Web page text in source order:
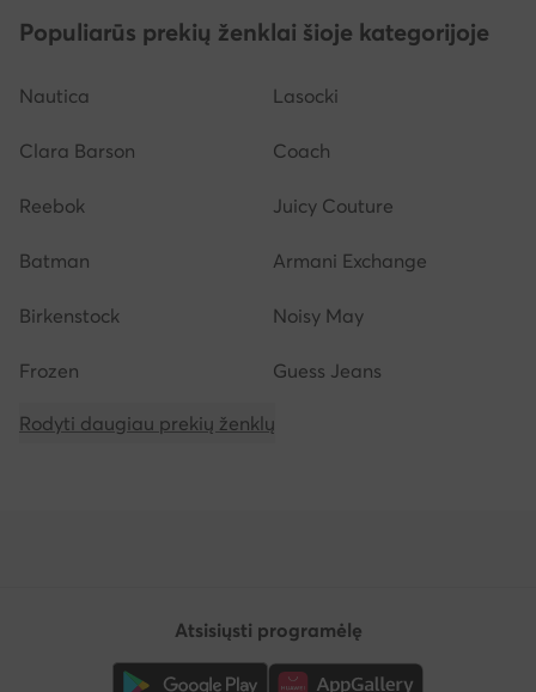
Populiarūs prekių ženklai šioje kategorijoje
Nautica Lasocki
Clara Barson Coach
Reebok Juicy Couture
Batman Armani Exchange
Birkenstock Noisy May
Frozen Guess Jeans
Rodyti daugiau prekių ženklų
Atsisiųsti programėlę